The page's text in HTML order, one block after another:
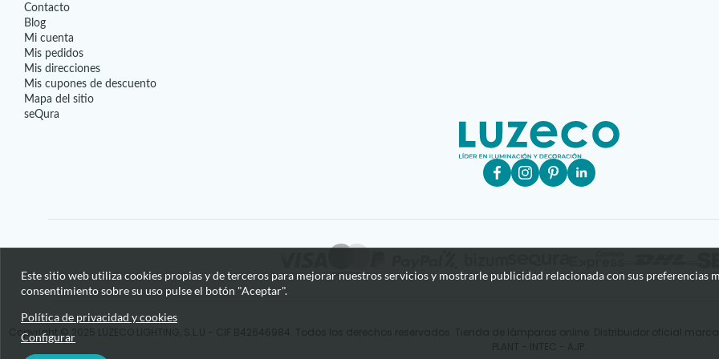
Contacto
Blog
Mi cuenta
Mis pedidos
Mis direcciones
Mis cupones de descuento
Mapa del sitio
seQura
Copyright © 2025 LUZECO LIGHTING, S.L.U - CIF B42646984. Todos los derechos reservados. Tienda de lámparas online. Distribuidor oficial marca
Este sitio web utiliza cookies propias y de terceros para mejorar nuestros servicios y mostrarle publicidad relacionada con sus preferencias
consentimiento sobre su uso pulse el botón "Aceptar".
Política de privacidad y cookies
Configurar